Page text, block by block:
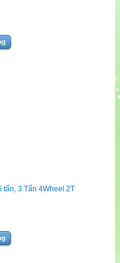
tấn, 3 Tấn 4Wheel 2T